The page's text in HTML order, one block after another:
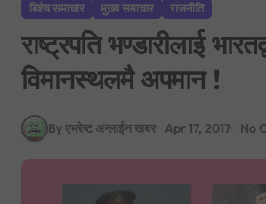
बिशेष समाचार मुख्य समाचार राजनीति
राष्ट्रपति भण्डारीलाई
विमानस्थलमै अपमान !
By एभरेष्ट अन्लाईन खबर Apr 17, 2017 No